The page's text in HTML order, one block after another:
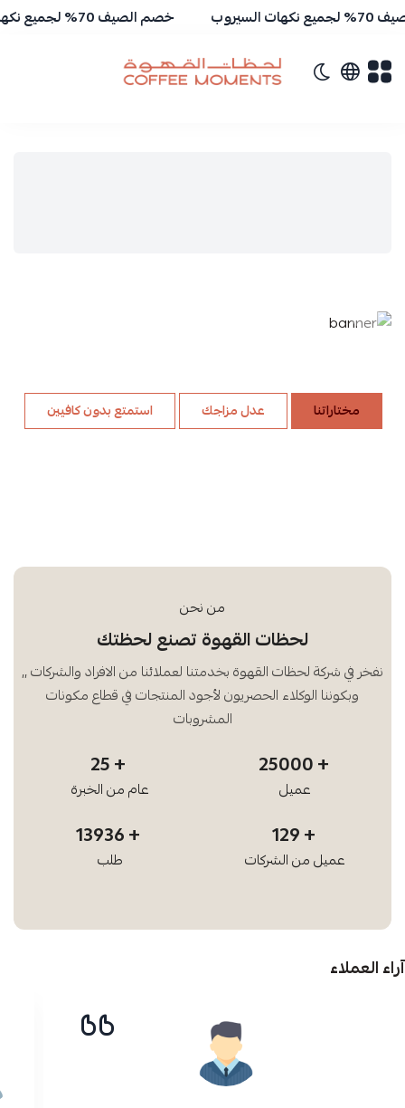
السيروب خصم الصيف 70% لجميع نكهات السيروب
تبديل الوضع الداكن
لحظات القهوة | Coffee Moments
مختاراتنا عدل مزاجك استمتع بدون كافيين
من نحن
لحظات القهوة تصنع لحظتك
نفخر في شركة لحظات القهوة بخدمتنا لعملائنا من الافراد والشركات ,,
وبكوننا الوكلاء الحصريون لأجود المنتجات في قطاع مكونات
المشروبات
25000
عميل
25
عام من الخبرة
135
عميل من الشركات
14420
طلب
آراء العملاء